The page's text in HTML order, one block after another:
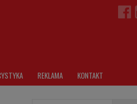
REKLAMA KONTAKT